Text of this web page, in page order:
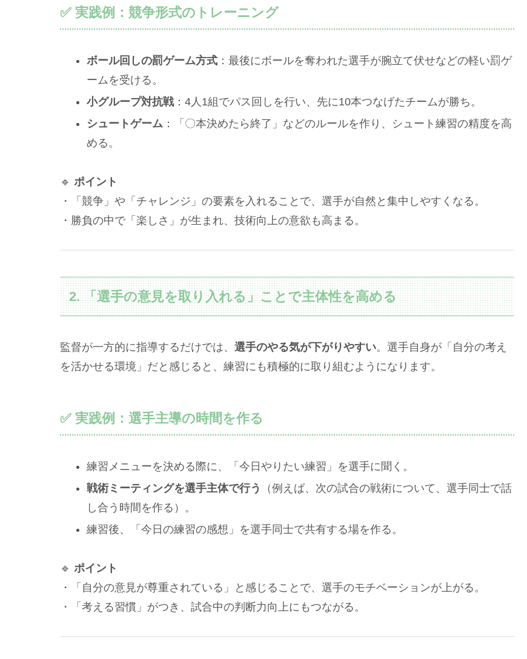
✅ 実践例：競争形式のトレーニング
ボール回しの罰ゲーム方式：最後にボールを奪われた選手が腕立て伏せなどの軽い罰ゲ
ームを受ける。
小グループ対抗戦：4人1組でパス回しを行い、先に10本つなげたチームが勝ち。
シュートゲーム ：「〇本決めたら終了」などのルールを作り、シュート練習の精度を高
める。
🔹 ポイント
・「競争」や「チャレンジ」の要素を入れることで、選手が自然と集中しやすくなる。
・勝負の中で「楽しさ」が生まれ、技術向上の意欲も高まる。
2. 「選手の意見を取り入れる」ことで主体性を高める
監督が一方的に指導するだけでは、 選手のやる気が下がりやすい。選手自身が「自分の考え
を活かせる環境」だと感じると、練習にも積極的に取り組むようになります。
✅ 実践例：選手主導の時間を作る
練習メニューを決める際に、「今日やりたい練習」を選手に聞く。
戦術ミーティングを選手主体で行う
（例えば、次の試合の戦術について、選手同士で話
し合う時間を作る）。
練習後、「今日の練習の感想」を選手同士で共有する場を作る。
🔹 ポイント
・「自分の意見が尊重されている」と感じることで、選手のモチベーションが上がる。
・「考える習慣」がつき、試合中の判断力向上にもつながる。